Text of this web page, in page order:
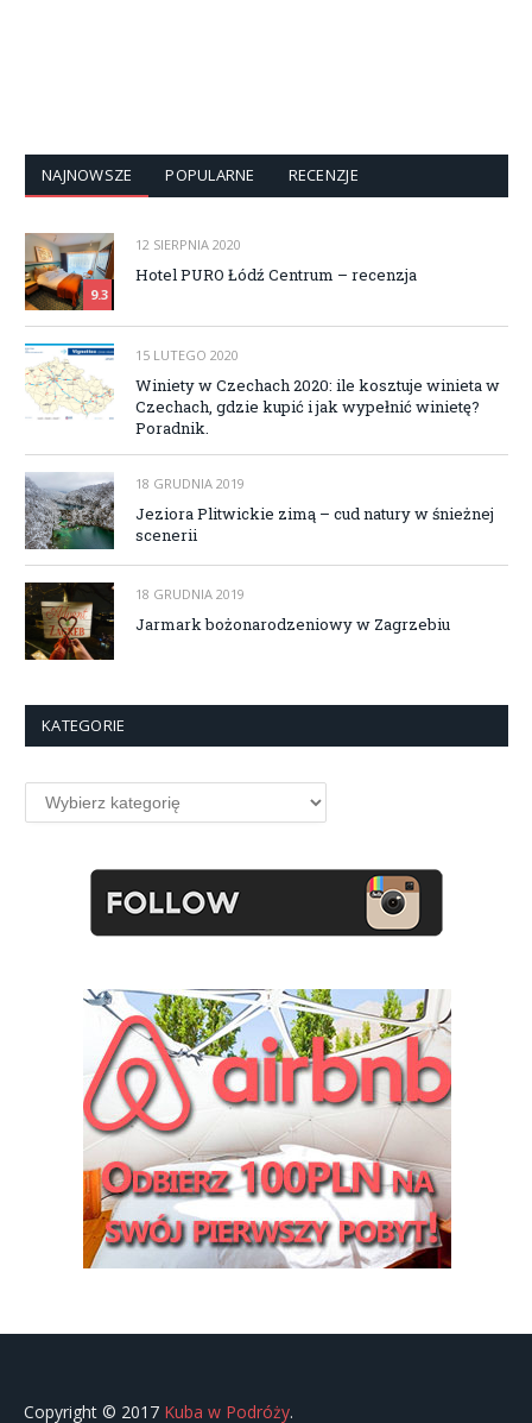
NAJNOWSZE POPULARNE RECENZJE
9.3
12 SIERPNIA 2020
Hotel PURO Łódź Centrum – recenzja
15 LUTEGO 2020
Winiety w Czechach 2020: ile kosztuje winieta w
Czechach, gdzie kupić i jak wypełnić winietę?
Poradnik.
18 GRUDNIA 2019
Jeziora Plitwickie zimą – cud natury w śnieżnej
scenerii
18 GRUDNIA 2019
Jarmark bożonarodzeniowy w Zagrzebiu
KATEGORIE
Kategorie
Copyright © 2017 Kuba w Podróży.